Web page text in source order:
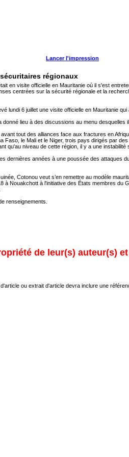
Lancer l'impression
régionaux
en visite officielle en Mauritanie où il s'est
centrées sur la sécurité régionale et la
lundi 6 juillet une visite officielle en Mauritanie
lieu à des discussions au menu
tout des alliances face aux fractures en
Faso, le Mali et le Niger, trois pays dirigés par
qu'au niveau de cette région, il y a une instabilité
dernières années à une poussée des
Cotonou veut s’en remettre au modèle
Nouakchott à l'initiative des États membres
renseignements.
de leur(s) auteur(s)
ou extrait d'article devra inclure une